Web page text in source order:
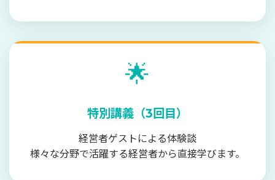
🌟
特別講義（3回目）
経営者ゲストによる体験談
様々な分野で活躍する経営者から直接学びます。